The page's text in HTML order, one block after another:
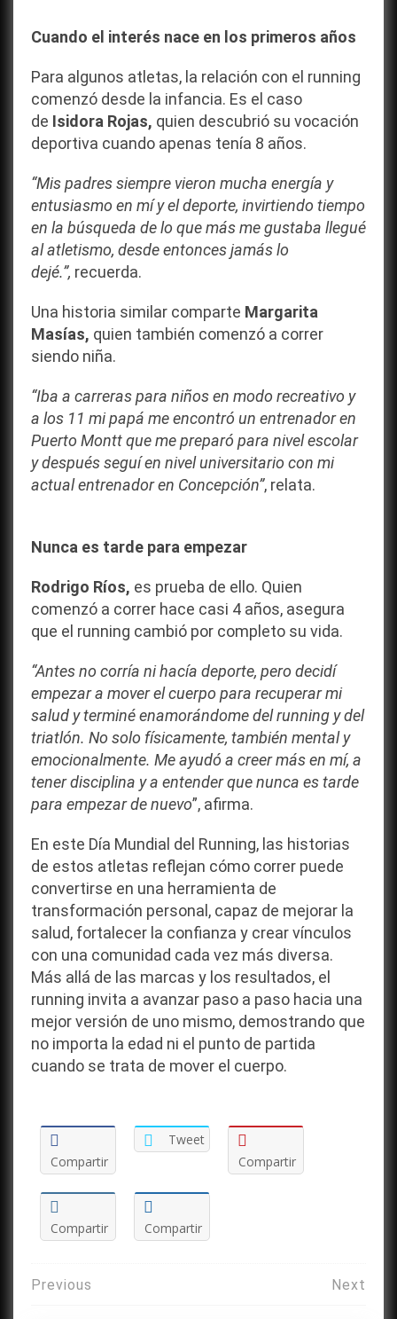
Cuando el interés nace en los primeros años
Para algunos atletas, la relación con el running
comenzó desde la infancia. Es el caso
de Isidora Rojas, quien descubrió su vocación
deportiva cuando apenas tenía 8 años.
“Mis padres siempre vieron mucha energía y
entusiasmo en mí y el deporte, invirtiendo tiempo
en la búsqueda de lo que más me gustaba llegué
al atletismo, desde entonces jamás lo
dejé.”, recuerda.
Una historia similar comparte Margarita
Masías, quien también comenzó a correr
siendo niña.
“Iba a carreras para niños en modo recreativo y
a los 11 mi papá me encontró un entrenador en
Puerto Montt que me preparó para nivel escolar
y después seguí en nivel universitario con mi
actual entrenador en Concepción”, relata.
Nunca es tarde para empezar
Rodrigo Ríos, es prueba de ello. Quien
comenzó a correr hace casi 4 años, asegura
que el running cambió por completo su vida.
“Antes no corría ni hacía deporte, pero decidí
empezar a mover el cuerpo para recuperar mi
salud y terminé enamorándome del running y del
triatlón. No solo físicamente, también mental y
emocionalmente. Me ayudó a creer más en mí, a
tener disciplina y a entender que nunca es tarde
para empezar de nuevo”, afirma.
En este Día Mundial del Running, las historias
de estos atletas reflejan cómo correr puede
convertirse en una herramienta de
transformación personal, capaz de mejorar la
salud, fortalecer la confianza y crear vínculos
con una comunidad cada vez más diversa.
Más allá de las marcas y los resultados, el
running invita a avanzar paso a paso hacia una
mejor versión de uno mismo, demostrando que
no importa la edad ni el punto de partida
cuando se trata de mover el cuerpo.
Compartir
Tweet
Compartir
Compartir Compartir
Navegación
Previous Next